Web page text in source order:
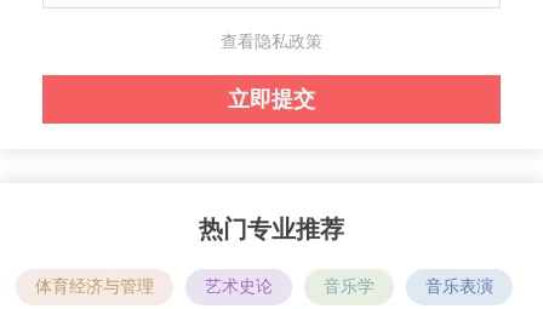
查看隐私政策
热门专业推荐
体育经济与管理 艺术史论 音乐学 音乐表演